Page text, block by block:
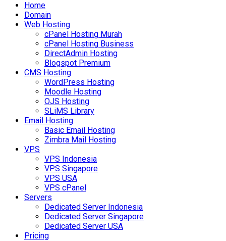
Home
Domain
Web Hosting
cPanel Hosting Murah
cPanel Hosting Business
DirectAdmin Hosting
Blogspot Premium
CMS Hosting
WordPress Hosting
Moodle Hosting
OJS Hosting
SLiMS Library
Email Hosting
Basic Email Hosting
Zimbra Mail Hosting
VPS
VPS Indonesia
VPS Singapore
VPS USA
VPS cPanel
Servers
Dedicated Server Indonesia
Dedicated Server Singapore
Dedicated Server USA
Pricing